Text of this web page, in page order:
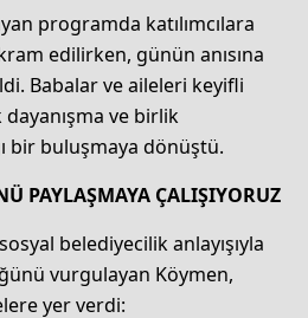
programda katılımcılara
edilirken, günün anısına
Babalar ve aileleri keyifli
ve birlik
bir buluşmaya dönüştü.
PAYLAŞMAYA ÇALIŞIYORUZ
belediyecilik anlayışıyla
vurgulayan Köymen,
yer verdi: